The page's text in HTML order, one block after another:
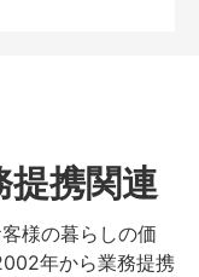
提携関連
様の暮らしの価
年から業務提携